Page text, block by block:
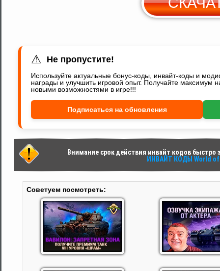
⚠ Не пропустите!
Используйте актуальные бонус-коды, инвайт-коды и
награды и улучшить игровой опыт. Получайте максимум
новыми возможностями в игре!!!
Подписаться на обновления
Внимание срок действия инвайт кодов быстро
ИНВАЙТ КОДЫ World
Советуем посмотреть: